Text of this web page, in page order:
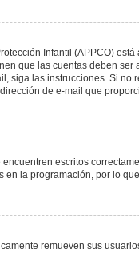
Infantil (APPCO)
que las cuentas deben
siga las instrucciones. Si
de e-mail que
escritos
la programación, por lo
remueven sus